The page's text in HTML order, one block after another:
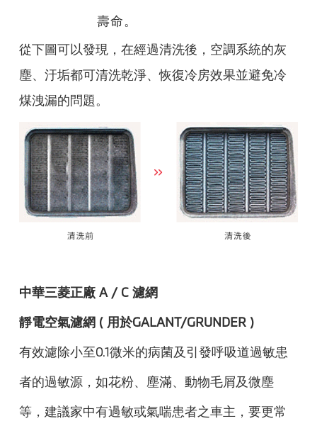
壽命。
從下圖可以發現，在經過清洗後，空調系統的灰
塵、汙垢都可清洗乾淨、恢復冷房效果並避免冷
煤洩漏的問題。
中華三菱正廠 A / C 濾網
靜電空氣濾網 ( 用於GALANT/GRUNDER )
有效濾除小至0.1微米的病菌及引發呼吸道過敏患
者的過敏源，如花粉、塵滿、動物毛屑及微塵
等，建議家中有過敏或氣喘患者之車主，要更常